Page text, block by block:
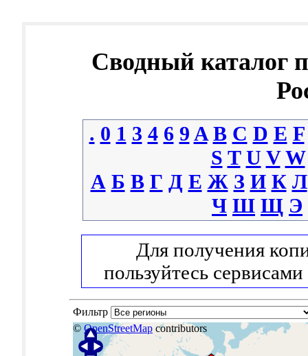
Сводный каталог
. 0 1 3 4 6 9 A B C D E F
S T U V W
А Б В Г Д Е Ж З И К Л
Ч Ш Щ Э
Для получения
пользуйтесь сервисами
Фильтр
© OpenStreetMap contributors